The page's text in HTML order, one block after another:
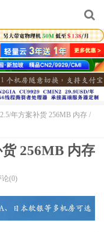
年方案补货 256MB 内存 /
256MB 内存
论(0)